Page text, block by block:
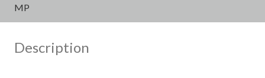
MP
Description